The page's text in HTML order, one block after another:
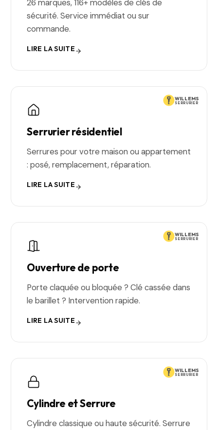
26 marques, 116+ modèles de clés de
sécurité. Service immédiat ou sur
commande.
LIRE LA SUITE
WILLEMS
SERRURIER
Serrurier résidentiel
Serrures pour votre maison ou appartement
: posé, remplacement, réparation.
LIRE LA SUITE
WILLEMS
SERRURIER
Ouverture de porte
Porte claquée ou bloquée ? Clé cassée dans
le barillet ? Intervention rapide.
LIRE LA SUITE
WILLEMS
SERRURIER
Cylindre et Serrure
Cylindre classique ou haute sécurité. Serrure